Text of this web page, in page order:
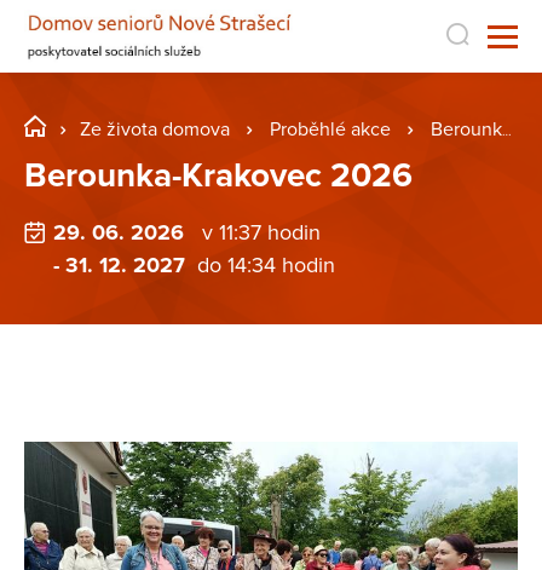
Ze života domova Proběhlé akce Berounka-Krakovec 2026
Berounka-Krakovec 2026
29. 06. 2026
v 11:37 hodin
- 31. 12. 2027 do 14:34 hodin